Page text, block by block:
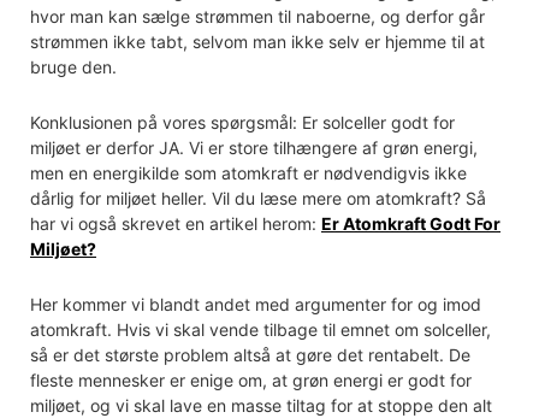
hvor man kan sælge strømmen til naboerne, og derfor går
strømmen ikke tabt, selvom man ikke selv er hjemme til at
bruge den.
Konklusionen på vores spørgsmål: Er solceller godt for
miljøet er derfor JA. Vi er store tilhængere af grøn energi,
men en energikilde som atomkraft er nødvendigvis ikke
dårlig for miljøet heller. Vil du læse mere om atomkraft? Så
har vi også skrevet en artikel herom: Er Atomkraft Godt For
Miljøet?
Her kommer vi blandt andet med argumenter for og imod
atomkraft. Hvis vi skal vende tilbage til emnet om solceller,
så er det største problem altså at gøre det rentabelt. De
fleste mennesker er enige om, at grøn energi er godt for
miljøet, og vi skal lave en masse tiltag for at stoppe den alt